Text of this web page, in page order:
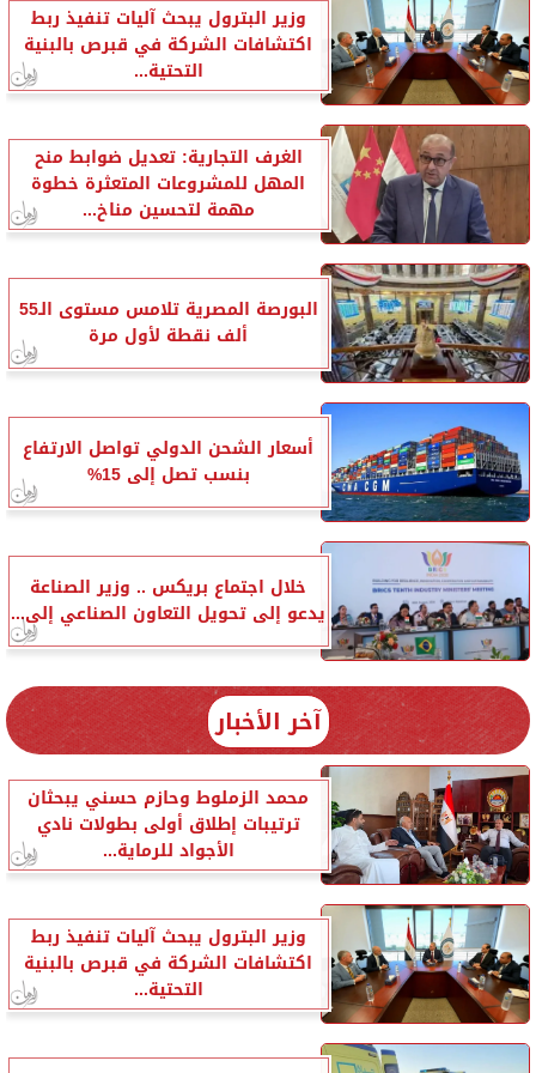
وزير البترول يبحث آليات تنفيذ ربط
اكتشافات الشركة في قبرص بالبنية
التحتية...
الغرف التجارية: تعديل ضوابط منح
المهل للمشروعات المتعثرة خطوة
مهمة لتحسين مناخ...
البورصة المصرية تلامس مستوى الـ55
ألف نقطة لأول مرة
أسعار الشحن الدولي تواصل الارتفاع
بنسب تصل إلى 15%
خلال اجتماع بريكس .. وزير الصناعة
يدعو إلى تحويل التعاون الصناعي إلى...
آخر الأخبار
محمد الزملوط وحازم حسني يبحثان
ترتيبات إطلاق أولى بطولات نادي
الأجواد للرماية...
وزير البترول يبحث آليات تنفيذ ربط
اكتشافات الشركة في قبرص بالبنية
التحتية...